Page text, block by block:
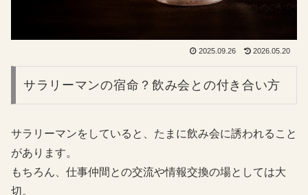
2025.09.26 2026.05.20
サラリーマンの宿命？飲み会との付き合い方
サラリーマンをしていると、たまに飲み会に誘われること
があります。
もちろん、仕事仲間との交流や情報交換の場としては大
切。